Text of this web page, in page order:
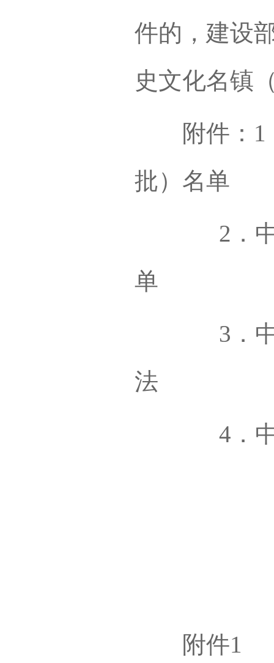
件的，建设
史文化名镇
附件：1．
批）名单
2．中国
单
3．中国
法
4．中国
附件1